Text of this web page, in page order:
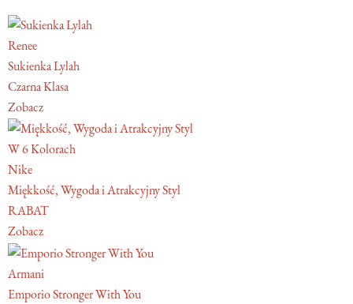
Renee
Sukienka Lylah
Czarna Klasa
Zobacz
W 6 Kolorach
Nike
Miękkość, Wygoda i Atrakcyjny Styl
RABAT
Zobacz
Armani
Emporio Stronger With You